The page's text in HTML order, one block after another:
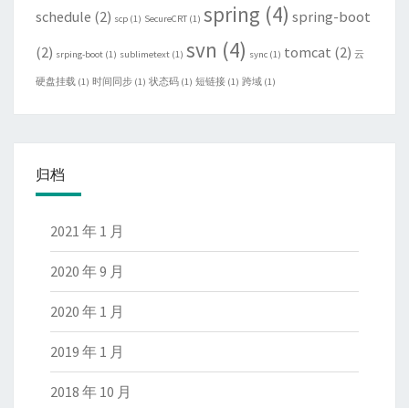
schedule (2) scp (1) SecureCRT (1) spring (4) spring-boot
(2) srping-boot (1) sublimetext (1) svn (4) sync (1) tomcat (2) 云
硬盘挂载 (1) 时间同步 (1) 状态码 (1) 短链接 (1) 跨域 (1)
归档
2021 年 1 月
2020 年 9 月
2020 年 1 月
2019 年 1 月
2018 年 10 月